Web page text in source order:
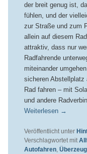
der breit genug ist,
fühlen, und der
zur Straße und zum
allein auf diesem
attraktiv, dass nur
Radfahrende
miteinander
sicheren Abstellplatz
Rad fahren – mit
und andere
Weiterlesen →
Veröffentlicht unter
Verschlagwortet mit
Autofahren,